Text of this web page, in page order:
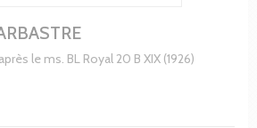
le ms. BL Royal 20 B XIX (1926)